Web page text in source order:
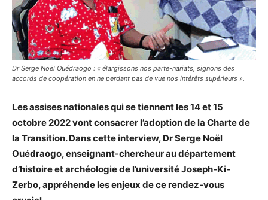
Dr Serge Noël Ouédraogo : « élargissons nos parte-nariats, signons des
accords de coopération en ne perdant pas de vue nos intérêts supérieurs ».
Les assises nationales qui se tiennent les 14 et 15
octobre 2022 vont consacrer l’adoption de la Charte de
la Transition. Dans cette interview, Dr Serge Noël
Ouédraogo, enseignant-chercheur au département
d’histoire et archéologie de l’université Joseph-Ki-
Zerbo, appréhende les enjeux de ce rendez-vous